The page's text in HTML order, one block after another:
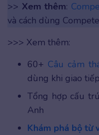
>> Xem thêm:
và cách dùng Compete
>>> Xem thêm:
60+ Câu cảm
dùng khi giao tiếp
Tổng hợp cấu
Anh
Khám phá bộ từ